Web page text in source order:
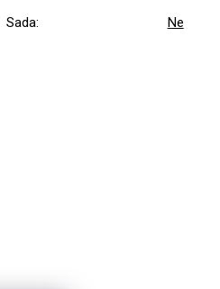
Sada: Ne